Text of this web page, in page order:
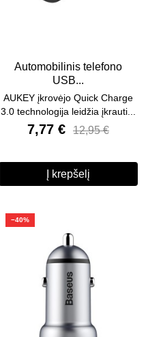
Automobilinis telefono
USB...
AUKEY įkrovėjo Quick Charge
3.0 technologija leidžia įkrauti...
7,77 € 12,95 €
Į krepšelį
−40%